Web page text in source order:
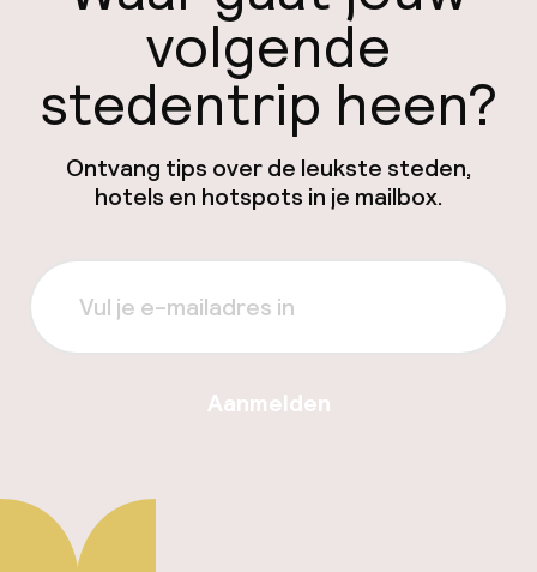
volgende
stedentrip heen?
Ontvang tips over de leukste steden,
hotels en hotspots in je mailbox.
Aanmelden